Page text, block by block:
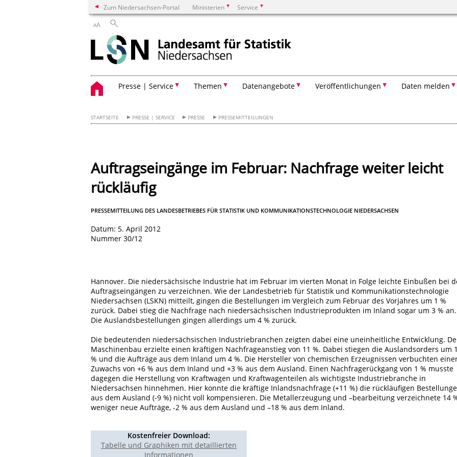
Zum Niedersachsen-Portal Ministerien Service
AA
Suchen
Presse | Service Themen Datenangebote Veröffentlichungen Daten melden
STARTSEITE PRESSE | SERVICE PRESSE PRESSEMITTEILUNGEN
Auftragseingänge im Februar: Nachfrage weiter leicht
rückläufig
PRESSEMITTEILUNG DES LANDESBETRIEBES FÜR STATISTIK UND KOMMUNIKATIONSTECHNOLOGIE NIEDERSACHSEN
Datum: 5. April 2012
Nummer 30/12
Hannover. Die niedersächsische Industrie hat im Februar im vierten Monat in Folge leichte Einbußen bei
Auftragseingängen zu verzeichnen. Wie der Landesbetrieb für Statistik und Kommunikationstechnologie
Niedersachsen (LSKN) mitteilt, gingen die Bestellungen im Vergleich zum Februar des Vorjahres um 1 %
zurück. Dabei stieg die Nachfrage nach niedersächsischen Industrieprodukten im Inland sogar um 3 % an.
Die Auslandsbestellungen gingen allerdings um 4 % zurück.
Die bedeutenden niedersächsischen Industriebranchen zeigten dabei eine uneinheitliche Entwicklung.
Maschinenbau erzielte einen kräftigen Nachfrageanstieg von 11 %. Dabei stiegen die Auslandsorders um
% und die Aufträge aus dem Inland um 4 %. Die Hersteller von chemischen Erzeugnissen verbuchten
Zuwachs von +6 % aus dem Inland und +3 % aus dem Ausland. Einen Nachfragerückgang von 1 % musste
dagegen die Herstellung von Kraftwagen und Kraftwagenteilen als wichtigste Industriebranche in
Niedersachsen hinnehmen. Hier konnte die kräftige Inlandsnachfrage (+11 %) die rückläufigen
aus dem Ausland (-9 %) nicht voll kompensieren. Die Metallerzeugung und –bearbeitung verzeichnete 14
weniger neue Aufträge, -2 % aus dem Ausland und –18 % aus dem Inland.
Kostenfreier Download:
Tabelle und Graphiken mit detaillierten
Informationen